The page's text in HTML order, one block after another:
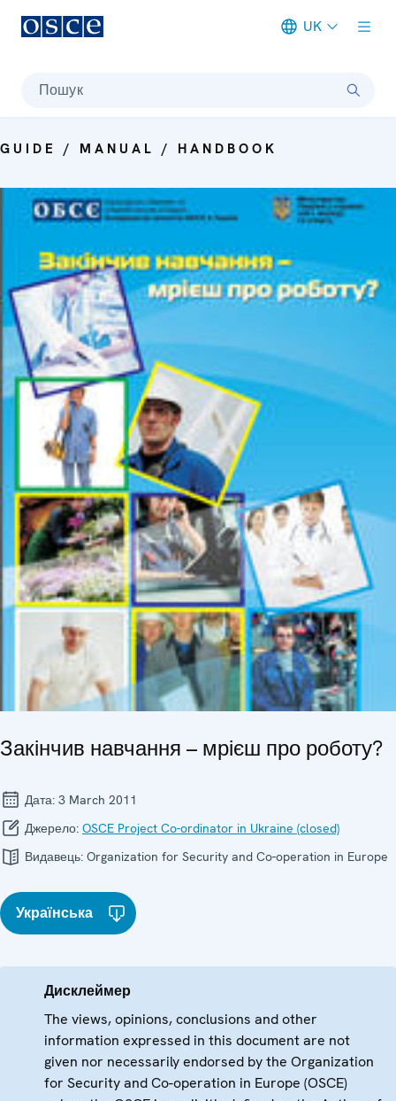
UK
Пошук
GUIDE / MANUAL / HANDBOOK
Закінчив навчання – мрієш про роботу?
Дата: 3 March 2011
Джерело: OSCE Project Co-ordinator in Ukraine (closed)
Видавець: Organization for Security and Co-operation in Europe
Українська
Дисклеймер
The views, opinions, conclusions and other
information expressed in this document are not
given nor necessarily endorsed by the Organization
for Security and Co-operation in Europe (OSCE)